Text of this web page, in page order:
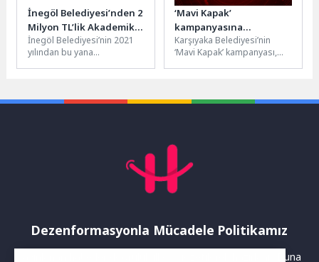
İnegöl Belediyesi’nden 2
Milyon TL’lik Akademik
Destek
İnegöl Belediyesi’nin 2021
yılından bu yana
başladı....
‘Mavi Kapak’
kampanyasına
muhtarlardan 550
kilogramlık destek
Karşıyaka Belediyesi’nin
‘Mavi Kapak’ kampanyası,
Kampanya...
Dezenformasyonla Mücadele Politikamız
Yayınlanan haberler doğruluk ilkesi gözetilerek hazırlanır. Buna